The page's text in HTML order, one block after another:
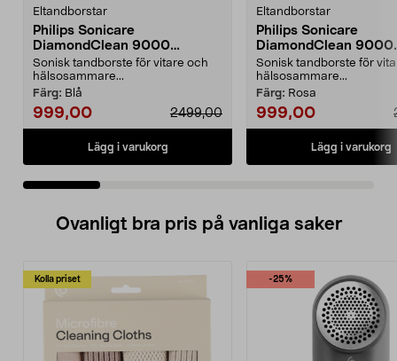
Eltandborstar
Philips Sonicare
DiamondClean 9000
eltandborste, Special Edition
Sonisk tandborste för vitare och
hälsosammare...
Färg: Blå
999,00 2499,00
Lägg i varukorg
Eltandborstar
Philips Sonicare
DiamondClean 9000
eltandborste, Special
Sonisk tandborste för
hälsosammare...
Färg: Rosa
999,00
Lägg i varukorg
Ovanligt bra pris på vanliga saker
Kolla priset -25%